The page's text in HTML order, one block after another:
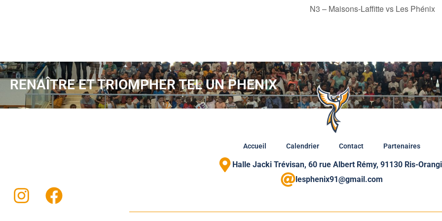
N3 – Maisons-Laffitte vs Les Phénix
RENAÎTRE ET TRIOMPHER TEL UN PHENIX
Accueil Calendrier Contact Partenaires
Halle Jacki Trévisan, 60 rue Albert Rémy, 91130 Ris-
lesphenix91@gmail.com